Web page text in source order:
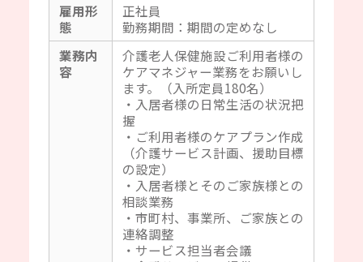
雇用形
態
正社員
勤務期間：期間の定めなし
業務内
容
介護老人保健施設ご利用者様の
ケアマネジャー業務をお願いし
ます。（入所定員180名）
・入居者様の日常生活の状況把
握
・ご利用者様のケアプラン作成
（介護サービス計画、援助目標
の設定）
・入居者様とそのご家族様との
相談業務
・市町村、事業所、ご家族との
連絡調整
・サービス担当者会議